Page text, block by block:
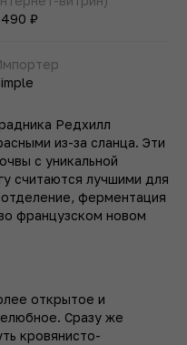
₽
Редхилл
из-за сланца. Эти
с уникальной
считаются лучшими для
ферментация
французском новом
открытое и
Сразу же
кровянисто-